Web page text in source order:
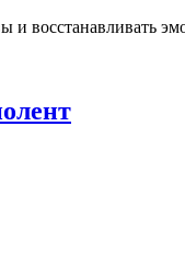
восстанавливать